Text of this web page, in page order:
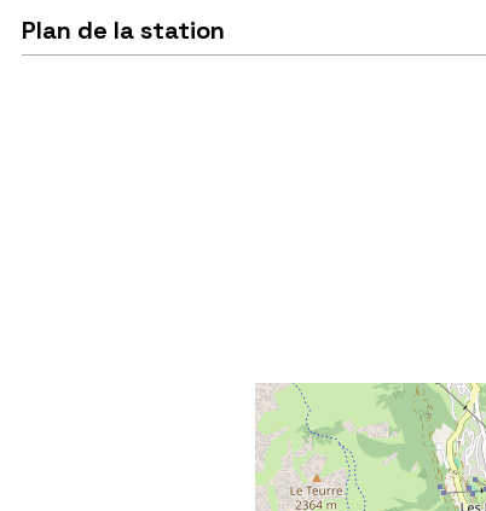
Plan de la station